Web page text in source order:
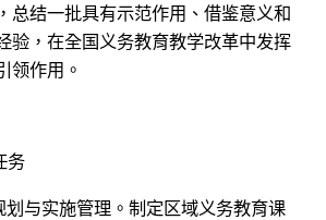
总结一批具有示范作用、借鉴意义和
验，在全国义务教育教学改革中发挥
领作用。
务
划与实施管理。制定区域义务教育课